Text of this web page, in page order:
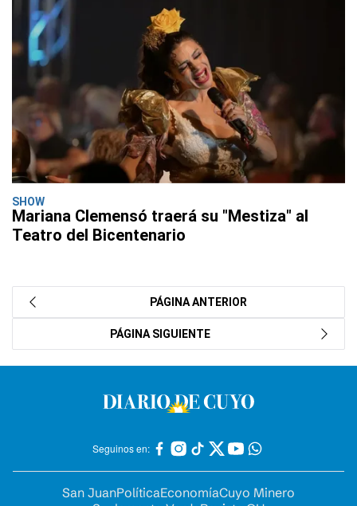
SHOW
Mariana Clemensó traerá su "Mestiza" al
Teatro del Bicentenario
PÁGINA ANTERIOR
PÁGINA SIGUIENTE
Seguinos en:
San JuanPolíticaEconomíaCuyo Minero